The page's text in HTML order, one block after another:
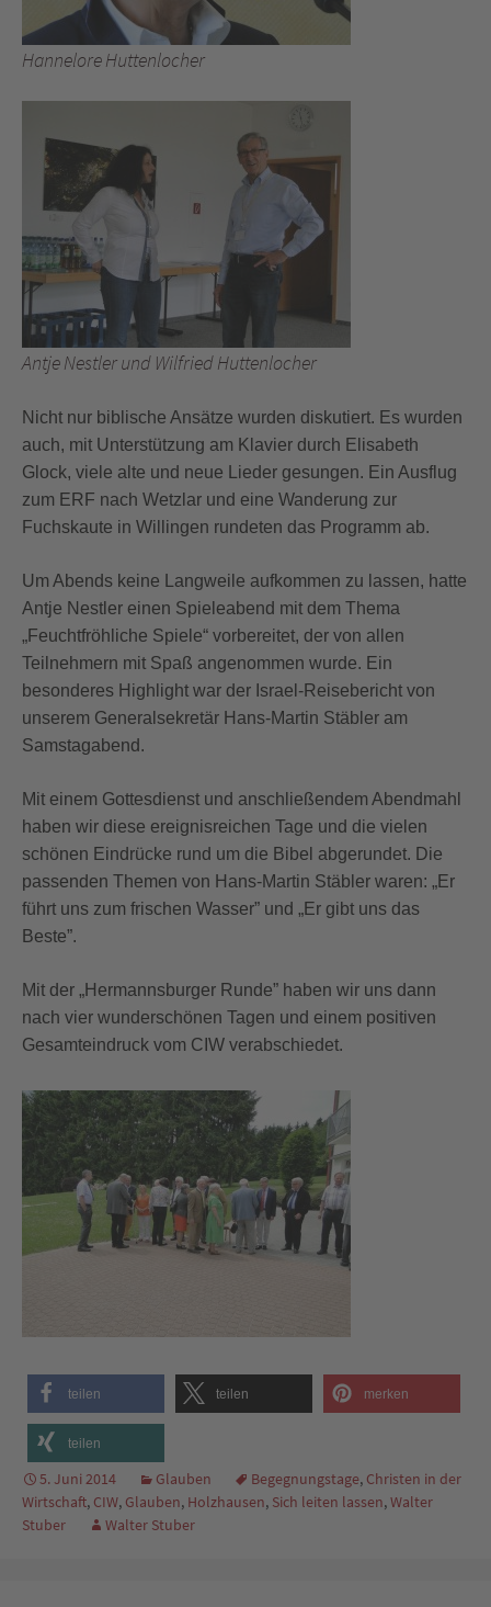
Hannelore Huttenlocher
Antje Nestler und Wilfried Huttenlocher
Nicht nur biblische Ansätze wurden diskutiert. Es wurden
auch, mit Unterstützung am Klavier durch Elisabeth
Glock, viele alte und neue Lieder gesungen. Ein Ausflug
zum ERF nach Wetzlar und eine Wanderung zur
Fuchskaute in Willingen rundeten das Programm ab.
Um Abends keine Langweile aufkommen zu lassen, hatte
Antje Nestler einen Spieleabend mit dem Thema
„Feuchtfröhliche Spiele“ vorbereitet, der von allen
Teilnehmern mit Spaß angenommen wurde. Ein
besonderes Highlight war der Israel-Reisebericht von
unserem Generalsekretär Hans-Martin Stäbler am
Samstagabend.
Mit einem Gottesdienst und anschließendem Abendmahl
haben wir diese ereignisreichen Tage und die vielen
schönen Eindrücke rund um die Bibel abgerundet. Die
passenden Themen von Hans-Martin Stäbler waren: „Er
führt uns zum frischen Wasser” und „Er gibt uns das
Beste”.
Mit der „Hermannsburger Runde” haben wir uns dann
nach vier wunderschönen Tagen und einem positiven
Gesamteindruck vom CIW verabschiedet.
teilen teilen merken
teilen
5. Juni 2014 Glauben Begegnungstage, Christen in der
Wirtschaft, CIW, Glauben, Holzhausen, Sich leiten lassen,Walter
Stuber
Walter Stuber